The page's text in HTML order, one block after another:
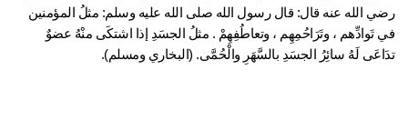
رضي الله عنه قال: قال رسول الله صلى الله عليه وسلم: مثلُ المؤمنين
في تَوادِّهم ، وتَرَاحُمِهِم ، وتعاطُفِهِمْ . مثلُ الجسَدِ إذا اشتكَى منْهُ عضوٌ
لَهُ سائِرُ الجسَدِ بالسَّهَرِ والْحُمَّى. (البخاري ومسلم).